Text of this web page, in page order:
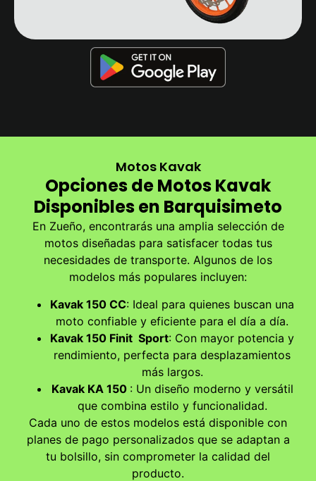
Motos Kavak
Opciones de Motos Kavak
Disponibles en Barquisimeto
En Zueño, encontrarás una amplia selección de
motos diseñadas para satisfacer todas tus
necesidades de transporte. Algunos de los
modelos más populares incluyen:
Kavak 150 CC: Ideal para quienes buscan una
moto confiable y eficiente para el día a día.
Kavak 150 Finit Sport: Con mayor potencia y
rendimiento, perfecta para desplazamientos
más largos.
Kavak KA 150 : Un diseño moderno y versátil
que combina estilo y funcionalidad.
Cada uno de estos modelos está disponible con
planes de pago personalizados que se adaptan a
tu bolsillo, sin comprometer la calidad del
producto.